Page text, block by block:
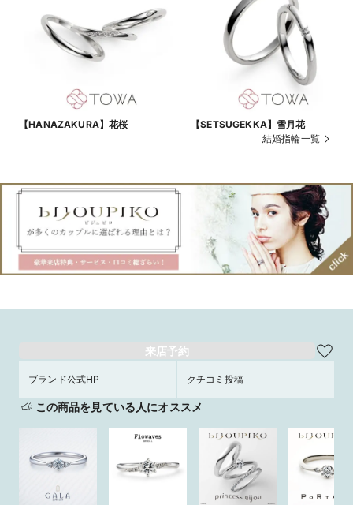
【HANAZAKURA】花桜
【SETSUGEKKA】雪月花
結婚指輪一覧
来店予約
ブランド公式HP クチコミ投稿
この商品を見ている人にオススメ